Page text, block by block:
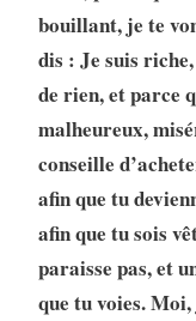
bouillant, je te
dis : Je suis
de rien, et parce
malheureux,
conseille
afin que tu
afin que tu sois
paraisse pas, et
que tu voies.